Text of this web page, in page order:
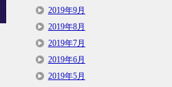
2019年9月
2019年8月
2019年7月
2019年6月
2019年5月